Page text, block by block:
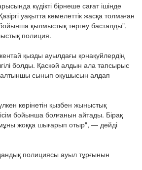
күдікті бірнеше сағат ішінде
уақытта кәмелеттік жасқа толмаған
қылмыстық тергеу басталды",
полиция.
қызды ауылдағы қонақүйлердің
болды. Қаскөй алдын ала тапсырыс
алтыншы сынып оқушысын алдап
көрінетін қызбен жыныстық
бойынша болғанын айтады. Бірақ
жоққа шығарып отыр", — дейді
полициясы ауыл тұрғынын